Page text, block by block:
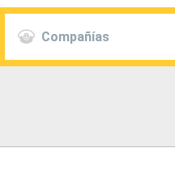
Compañías